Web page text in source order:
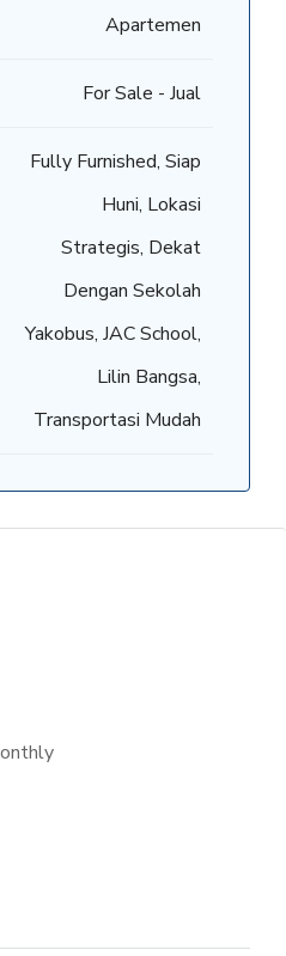
Apartemen
For Sale - Jual
Fully Furnished, Siap
Huni, Lokasi
Strategis, Dekat
Dengan Sekolah
Yakobus, JAC School,
Lilin Bangsa,
Transportasi Mudah